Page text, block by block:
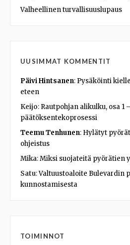
Valheellinen turvallisuuslupaus
UUSIMMAT KOMMENTIT
Päivi Hintsanen: Pysäköinti
eteen
Keijo: Rautpohjan alikulku, osa 1 –
päätöksentekoprosessi
Teemu Tenhunen: Hylätyt
ohjeistus
Mika:Miksi suojateitä pyörätien
Satu:Valtuustoaloite Bulevardin
kunnostamisesta
TOIMINNOT